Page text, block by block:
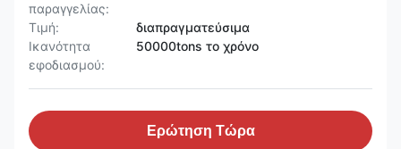
παραγγελίας:
Τιμή:
διαπραγματεύσιμα
Ικανότητα
εφοδιασμού:
50000tons το χρόνο
Ερώτηση Τώρα